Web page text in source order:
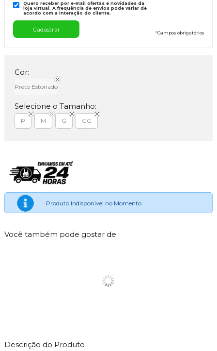
Quero receber por e-mail ofertas e novidades da
loja virtual. A frequência de envios pode variar de
acordo com a interação do cliente.
*Campos obrigatórios
Cor:
Preto Estonado
Selecione o Tamanho:
P M G GG
Produto Indisponível no Momento
Você também pode gostar de
Descrição do Produto